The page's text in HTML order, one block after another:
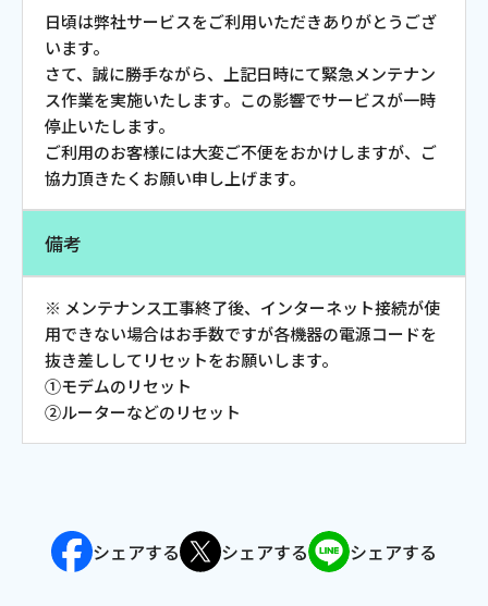
Webメール
おトクなプラン
パンフレット・チラシ
会社案内
お知らせ
ウェブサイトのご利用について
日頃は弊社サービスをご利用いただきありがとうござ
います。
さて、誠に勝手ながら、上記日時にて緊急メンテナン
ス作業を実施いたします。この影響でサービスが一時
停止いたします。
ご利用のお客様には大変ご不便をおかけしますが、ご
協力頂きたくお願い申し上げます。
備考
※ メンテナンス工事終了後、インターネット接続が使
用できない場合はお手数ですが各機器の電源コードを
抜き差ししてリセットをお願いします。
①モデムのリセット
②ルーターなどのリセット
シェアする シェアする シェアする